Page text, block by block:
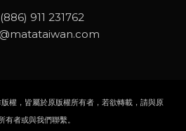
911 231762
權，皆屬於原版權所有者，若欲轉載，請與原
有者或與我們聯繫。